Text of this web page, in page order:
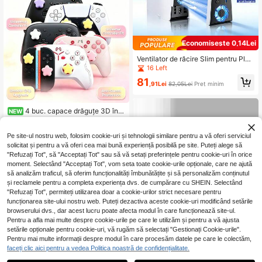
NEW 4 buc. capace drăguțe 3D în f
ormă de stea din silicon pentru joyst
u Switch 2/Switch OLED/, P4, P5, c
ontroller, accesoriu moale antiderap
ant pentru consolă de jocuri Joyco
n, mai multe variante de culori past
elate: roz, galben, mov, alb
42,08Lei
Economisește 0,14Lei
Ventilator de răcire Slim pentru Play
Station 5 Slim Disc/consola digitală
- 2 viteze reglabile, silențios, zgom
ot redus, răcire eficientă cu lumini L
entru jocuri Plug & Play
16 Left
81 ,91Lei 82,05LeiPreț minim
0
Pe site-ul nostru web, folosim cookie-uri și tehnologii similare pentru a vă oferi serviciul
solicitat și pentru a vă oferi cea mai bună experiență posibilă pe site. Puteți alege să
"Refuzați Tot", să "Acceptați Tot" sau să vă setați preferințele pentru cookie-uri în orice
moment. Selectând "Acceptați Tot", vom seta toate cookie-urile opționale, care ne ajută
să analizăm traficul, să oferim funcționalități îmbunătățite și să personalizăm conținutul
și reclamele pentru a completa experiența dvs. de cumpărare cu SHEIN. Selectând
"Refuzați Tot", permiteți utilizarea doar a cookie-urilor strict necesare pentru
funcționarea site-ului nostru web. Puteți dezactiva aceste cookie-uri modificând setările
browserului dvs., dar acest lucru poate afecta modul în care funcționează site-ul.
Pentru a afla mai multe despre cookie-urile pe care le utilizăm și pentru a vă ajusta
setările opționale pentru cookie-uri, vă rugăm să selectați "Gestionați Cookie-urile".
Pentru mai multe informații despre modul în care procesăm datele pe care le colectăm,
faceți clic aici pentru a vedea Politica noastră de confidențialitate.